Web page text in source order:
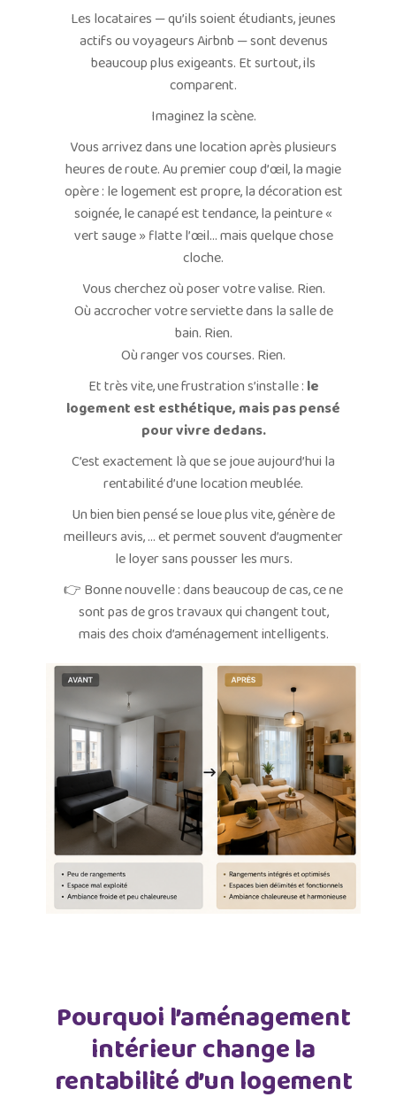
Les locataires — qu’ils soient étudiants, jeunes
actifs ou voyageurs Airbnb — sont devenus
beaucoup plus exigeants. Et surtout, ils
comparent.
Imaginez la scène.
Vous arrivez dans une location après plusieurs
heures de route. Au premier coup d’œil, la magie
opère : le logement est propre, la décoration est
soignée, le canapé est tendance, la peinture «
vert sauge » flatte l’œil… mais quelque chose
cloche.
Vous cherchez où poser votre valise. Rien.
Où accrocher votre serviette dans la salle de
bain. Rien.
Où ranger vos courses. Rien.
Et très vite, une frustration s’installe : le
logement est esthétique, mais pas pensé
pour vivre dedans.
C’est exactement là que se joue aujourd’hui la
rentabilité d’une location meublée.
Un bien bien pensé se loue plus vite, génère de
meilleurs avis, … et permet souvent d’augmenter
le loyer sans pousser les murs.
👉 Bonne nouvelle : dans beaucoup de cas, ce ne
sont pas de gros travaux qui changent tout,
mais des choix d’aménagement intelligents.
Pourquoi l’aménagement
intérieur change la
rentabilité d’un logement